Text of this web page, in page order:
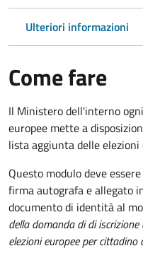
Ulteriori informazioni
Come fare
Il Ministero dell'interno
europee mette a
lista aggiunta delle elezioni
Questo modulo deve
firma autografa e allegato
documento di identità al
della domanda di di
elezioni europee per